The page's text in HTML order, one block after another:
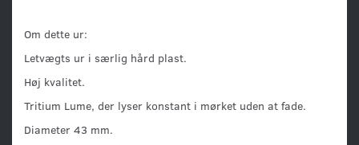
Om dette ur:
Letvægts ur i særlig hård plast.
Høj kvalitet.
Tritium Lume, der lyser konstant i mørket uden at fade.
Diameter 43 mm.